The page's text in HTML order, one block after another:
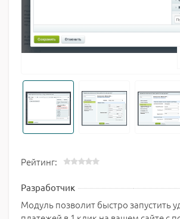
Рейтинг:
Разработчик
Модуль позволит быстро запустить